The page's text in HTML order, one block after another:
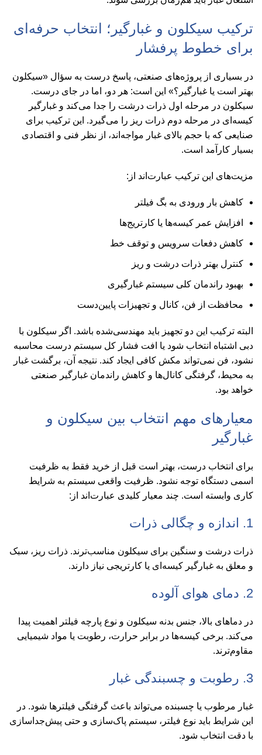
ترکیب سیکلون و غبارگیر؛ انتخاب حرفه‌ای
برای خطوط پرفشار
در بسیاری از پروژه‌های صنعتی، پاسخ درست به سؤال «سیکلون
بهتر است یا غبارگیر؟» این است: هر دو، اما در جای درست.
سیکلون در مرحله اول ذرات درشت را جدا می‌کند و غبارگیر
کیسه‌ای در مرحله دوم ذرات ریز را می‌گیرد. این ترکیب برای
صنایعی که با حجم بالای غبار مواجه‌اند، از نظر فنی و اقتصادی
بسیار کارآمد است.
مزیت‌های این ترکیب عبارت‌اند از:
کاهش بار ورودی به بگ فیلتر
افزایش عمر کیسه‌ها یا کارتریج‌ها
کاهش دفعات سرویس و توقف خط
کنترل بهتر ذرات درشت و ریز
بهبود راندمان کلی سیستم غبارگیری
محافظت از فن، کانال و تجهیزات پایین‌دست
البته ترکیب این دو تجهیز باید مهندسی‌شده باشد. اگر سیکلون با
دبی اشتباه انتخاب شود یا افت فشار کل سیستم درست محاسبه
نشود، فن نمی‌تواند مکش کافی ایجاد کند. نتیجه آن، برگشت غبار
به محیط، گرفتگی کانال‌ها و کاهش راندمان غبارگیر صنعتی
خواهد بود.
معیارهای مهم انتخاب بین سیکلون و
غبارگیر
برای انتخاب درست، بهتر است قبل از خرید فقط به ظرفیت
اسمی دستگاه توجه نشود. ظرفیت واقعی سیستم به شرایط
کاری وابسته است. چند معیار کلیدی عبارت‌اند از:
1. اندازه و چگالی ذرات
ذرات درشت و سنگین برای سیکلون مناسب‌ترند. ذرات ریز، سبک
و معلق به غبارگیر کیسه‌ای یا کارتریجی نیاز دارند.
2. دمای هوای آلوده
در دماهای بالا، جنس بدنه سیکلون و نوع پارچه فیلتر اهمیت پیدا
می‌کند. برخی کیسه‌ها در برابر حرارت، رطوبت یا مواد شیمیایی
مقاوم‌ترند.
3. رطوبت و چسبندگی غبار
غبار مرطوب یا چسبنده می‌تواند باعث گرفتگی فیلترها شود. در
این شرایط باید نوع فیلتر، سیستم پاک‌سازی و حتی پیش‌جداسازی
با دقت انتخاب شود.